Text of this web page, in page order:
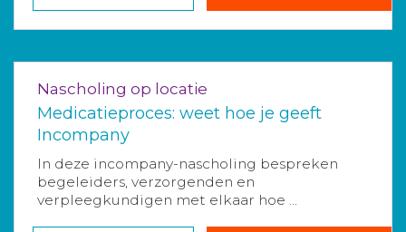
Nascholing op locatie
Medicatieproces: weet hoe je geeft
Incompany
In deze incompany-nascholing bespreken
begeleiders, verzorgenden en
verpleegkundigen met elkaar hoe ...